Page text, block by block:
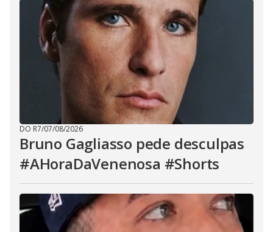
DO R7/07/08/2026
Bruno Gagliasso pede desculpas
#AHoraDaVenenosa #Shorts